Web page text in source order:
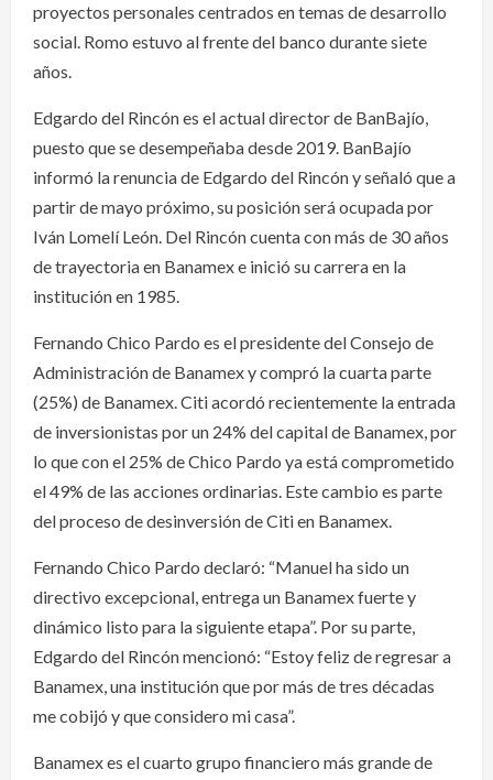
proyectos personales centrados en temas de desarrollo
social. Romo estuvo al frente del banco durante siete
años.
Edgardo del Rincón es el actual director de BanBajío,
puesto que se desempeñaba desde 2019. BanBajío
informó la renuncia de Edgardo del Rincón y señaló que a
partir de mayo próximo, su posición será ocupada por
Iván Lomelí León. Del Rincón cuenta con más de 30 años
de trayectoria en Banamex e inició su carrera en la
institución en 1985.
Fernando Chico Pardo es el presidente del Consejo de
Administración de Banamex y compró la cuarta parte
(25%) de Banamex. Citi acordó recientemente la entrada
de inversionistas por un 24% del capital de Banamex, por
lo que con el 25% de Chico Pardo ya está comprometido
el 49% de las acciones ordinarias. Este cambio es parte
del proceso de desinversión de Citi en Banamex.
Fernando Chico Pardo declaró: “Manuel ha sido un
directivo excepcional, entrega un Banamex fuerte y
dinámico listo para la siguiente etapa”. Por su parte,
Edgardo del Rincón mencionó: “Estoy feliz de regresar a
Banamex, una institución que por más de tres décadas
me cobijó y que considero mi casa”.
Banamex es el cuarto grupo financiero más grande de